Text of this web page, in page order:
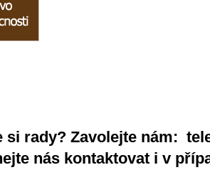
si rady? Zavolejte nám:
nás kontaktovat i v